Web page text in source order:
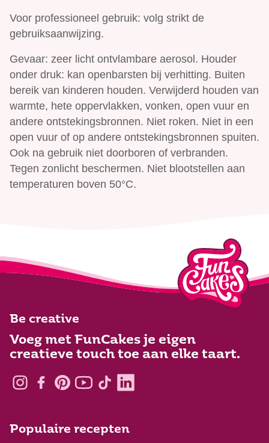
Voor professioneel gebruik: volg strikt de
gebruiksaanwijzing.
Gevaar: zeer licht ontvlambare aerosol. Houder
onder druk: kan openbarsten bij verhitting. Buiten
bereik van kinderen houden. Verwijderd houden van
warmte, hete oppervlakken, vonken, open vuur en
andere ontstekingsbronnen. Niet roken. Niet in een
open vuur of op andere ontstekingsbronnen spuiten.
Ook na gebruik niet doorboren of verbranden.
Tegen zonlicht beschermen. Niet blootstellen aan
temperaturen boven 50°C.
Be creative
Voeg met FunCakes je eigen
creatieve touch toe aan elke taart.
Populaire recepten